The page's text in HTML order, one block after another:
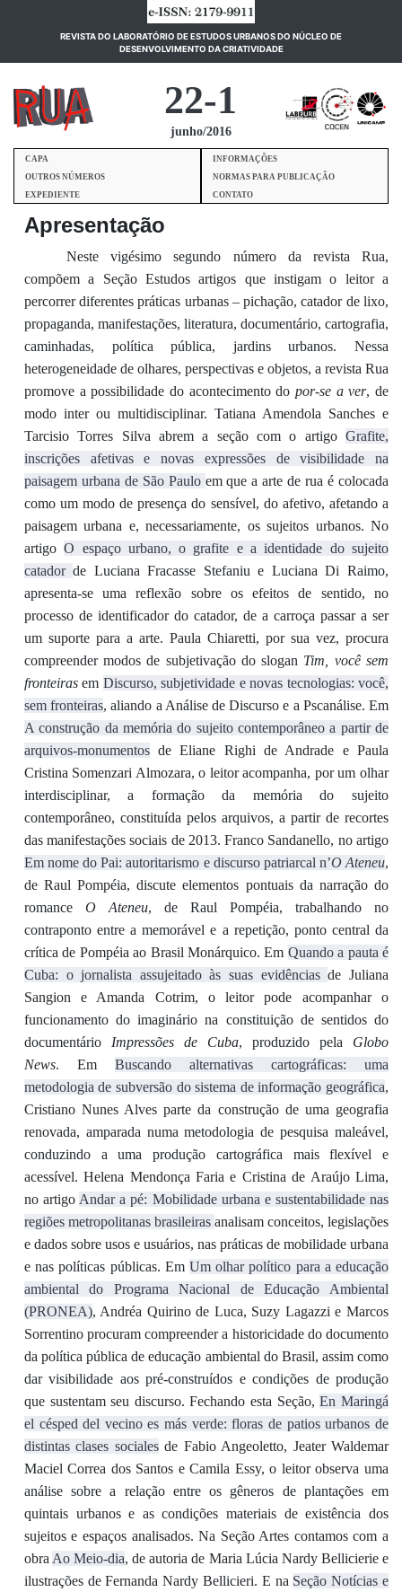
REVISTA DO LABORATÓRIO DE ESTUDOS URBANOS DO NÚCLEO DE
DESENVOLVIMENTO DA CRIATIVIDADE(current)
22-1
junho/2016
CAPA
INFORMAÇÕES
OUTROS NÚMEROS
NORMAS PARA PUBLICAÇÃO
EXPEDIENTE
CONTATO
Apresentação
Neste vigésimo segundo número da revista Rua,
compõem a Seção Estudos artigos que instigam o leitor a
percorrer diferentes práticas urbanas – pichação, catador de lixo,
propaganda, manifestações, literatura, documentário, cartografia,
caminhadas, política pública, jardins urbanos. Nessa
heterogeneidade de olhares, perspectivas e objetos, a revista Rua
promove a possibilidade do acontecimento do por-se a ver, de
modo inter ou multidisciplinar. Tatiana Amendola Sanches e
Tarcisio Torres Silva abrem a seção com o artigo Grafite,
inscrições afetivas e novas expressões de visibilidade na
paisagem urbana de São Paulo em que a arte de rua é colocada
como um modo de presença do sensível, do afetivo, afetando a
paisagem urbana e, necessariamente, os sujeitos urbanos. No
artigoO espaço urbano, o grafite e a identidade do sujeito
catadorde Luciana Fracasse Stefaniu e Luciana Di Raimo,
apresenta-se uma reflexão sobre os efeitos de sentido, no
processo de identificador do catador, de a carroça passar a ser
um suporte para a arte. Paula Chiaretti, por sua vez, procura
compreender modos de subjetivação do slogan Tim, você sem
fronteirasem Discurso, subjetividade e novas tecnologias: você,
sem fronteiras, aliando a Análise de Discurso e a Pscanálise. Em
A construção da memória do sujeito contemporâneo a partir de
arquivos-monumentosde Eliane Righi de Andrade e Paula
Cristina Somenzari Almozara, o leitor acompanha, por um olhar
interdisciplinar, a formação da memória do sujeito
contemporâneo, constituída pelos arquivos, a partir de recortes
das manifestações sociais de 2013. Franco Sandanello, no artigo
Em nome do Pai: autoritarismo e discurso patriarcal n’O Ateneu,
de Raul Pompéia, discute elementos pontuais da narração do
romance O Ateneu, de Raul Pompéia, trabalhando no
contraponto entre a memorável e a repetição, ponto central da
crítica de Pompéia ao Brasil Monárquico. Em Quando a pauta é
Cuba: o jornalista assujeitado às suas evidênciasde Juliana
Sangion e Amanda Cotrim, o leitor pode acompanhar o
funcionamento do imaginário na constituição de sentidos do
documentário Impressões de Cuba, produzido pela Globo
News. Em Buscando alternativas cartográficas: uma
metodologia de subversão do sistema de informação geográfica,
Cristiano Nunes Alves parte da construção de uma geografia
renovada, amparada numa metodologia de pesquisa maleável,
conduzindo a uma produção cartográfica mais flexível e
acessível. Helena Mendonça Faria e Cristina de Araújo Lima,
no artigo Andar a pé: Mobilidade urbana e sustentabilidade nas
regiões metropolitanas brasileiras analisam conceitos, legislações
e dados sobre usos e usuários, nas práticas de mobilidade urbana
e nas políticas públicas. Em Um olhar político para a educação
ambiental do Programa Nacional de Educação Ambiental
(PRONEA), Andréa Quirino de Luca, Suzy Lagazzi e Marcos
Sorrentino procuram compreender a historicidade do documento
da política pública de educação ambiental do Brasil, assim como
dar visibilidade aos pré-construídos e condições de produção
que sustentam seu discurso. Fechando esta Seção,En Maringá
el césped del vecino es más verde: floras de patios urbanos de
distintas clases socialesde Fabio Angeoletto, Jeater Waldemar
Maciel Correa dos Santos e Camila Essy, o leitor observa uma
análise sobre a relação entre os gêneros de plantações em
quintais urbanos e as condições materiais de existência dos
sujeitos e espaços analisados. Na Seção Artes contamos com a
obra Ao Meio-dia, de autoria de Maria Lúcia Nardy Bellicierie e
ilustrações de Fernanda Nardy Bellicieri. E na Seção Notícias e